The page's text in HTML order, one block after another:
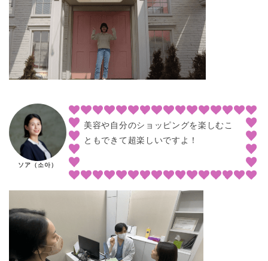
ソア（소아）
美容や自分のショッピングを楽しむこ
ともできて超楽しいですよ！